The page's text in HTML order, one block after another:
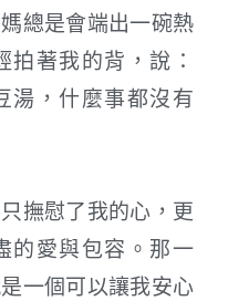
總是會端出一碗熱
著我的背，說：
湯，什麼事都沒有
撫慰了我的心，更
的愛與包容。那一
一個可以讓我安心